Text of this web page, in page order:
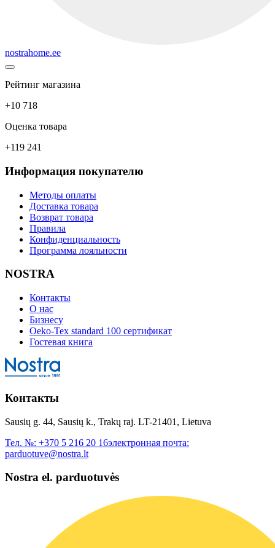
nostrahome.ee
Рейтинг магазина
+10 718
Оценка товара
+119 241
Информация покупателю
Методы оплаты
Доставка товара
Возврат товара
Правила
Конфиденциальность
Программа лояльности
NOSTRA
Контакты
О нас
Бизнесу
Oeko-Tex standard 100 сертификат
Гостевая книга
Контакты
Sausių g. 44, Sausių k., Trakų raj. LT-21401, Lietuva
Тел. №: +370 5 216 20 16электронная почта:
parduotuve@nostra.lt
Nostra el. parduotuvės